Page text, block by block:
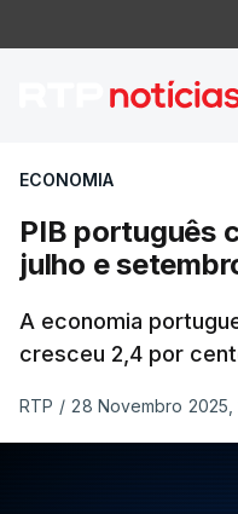
PIB
ECONOMIA
PIB português
julho e
A economia
cresceu 2,4 por
RTP / 28 Novembro 2025,